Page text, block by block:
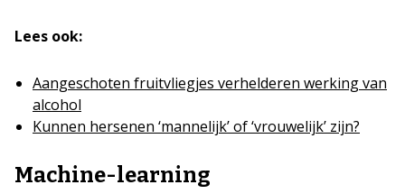
Lees ook:
Aangeschoten fruitvliegjes verhelderen werking van
alcohol
Kunnen hersenen ‘mannelijk’ of ‘vrouwelijk’ zijn?
Machine-learning